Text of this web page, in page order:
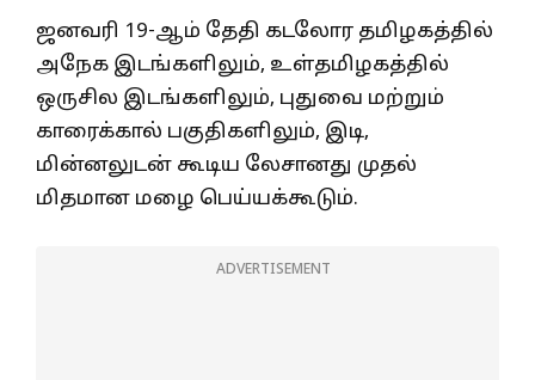
ஜனவரி 19-ஆம் தேதி கடலோர தமிழகத்தில்
அநேக இடங்களிலும், உள்தமிழகத்தில்
ஒருசில இடங்களிலும், புதுவை மற்றும்
காரைக்கால் பகுதிகளிலும், இடி,
மின்னலுடன் கூடிய லேசானது முதல்
மிதமான மழை பெய்யக்கூடும்.
ADVERTISEMENT